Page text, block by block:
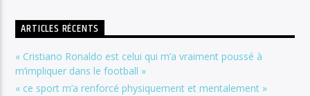
ARTICLES RÉCENTS
« Cristiano Ronaldo est celui qui m’a vraiment poussé à
m’impliquer dans le football »
« ce sport m’a renforcé physiquement et mentalement »